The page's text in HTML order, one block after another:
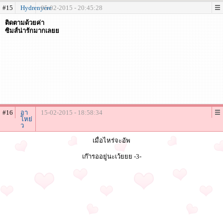
#15 Hydrenyere05-02-2015 - 20:45:28
ติดตามด้วยค่า
ซิมส์น่ารักมากเลยย
#16
อา
โหย่
ว
15-02-2015 - 18:58:34
เมื่อไหร่จะอัพ
เก๊ารออยู่นะเว้ยยย -3-